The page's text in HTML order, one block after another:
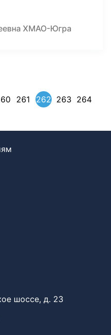
ХМАО-Югра
261 262 263 264
шоссе, д. 23